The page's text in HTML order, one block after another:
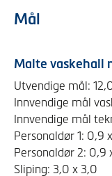
Mål
Malte vaskehall
Utvendige mål:
Innvendige mål
Innvendige mål
Personaldør 1: 0,9 x
Personaldør 2: 0,9
Sliping: 3,0 x 3,0